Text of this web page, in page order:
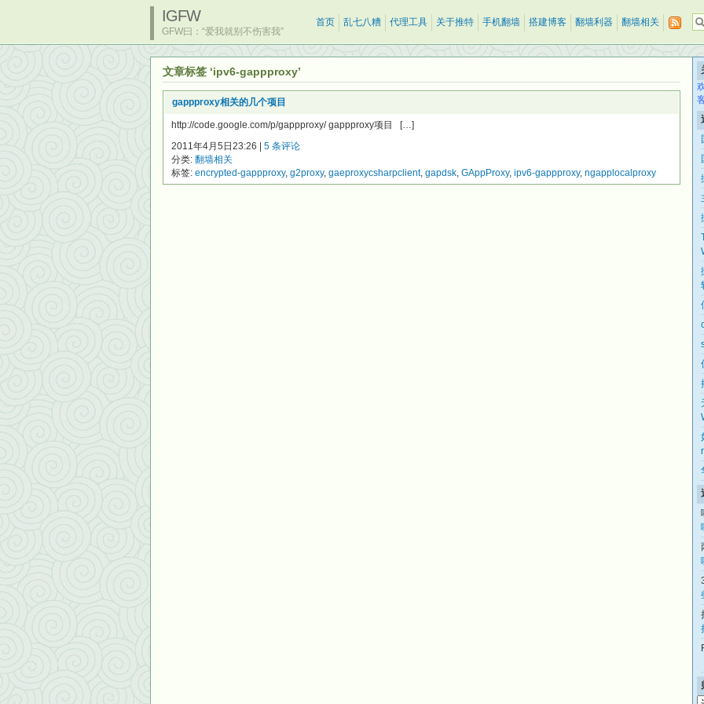
IGFW
GFW曰：“爱我就别不伤害我”
首页 乱七八糟 代理工具 关于推特 手机翻墙 搭建博客 翻墙利器 翻墙相关
文章标签 ‘ipv6-gappproxy’
gappproxy相关的几个项目
http://code.google.com/p/gappproxy/ gappproxy项目 […]
2011年4月5日23:26 | 5 条评论
分类: 翻墙相关
标签: encrypted-gappproxy, g2proxy, gaeproxycsharpclient, gapdsk, GAppProxy, ipv6-gappproxy, ngapplocalproxy